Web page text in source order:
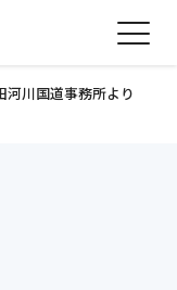
expand_more
河川国道事務所より